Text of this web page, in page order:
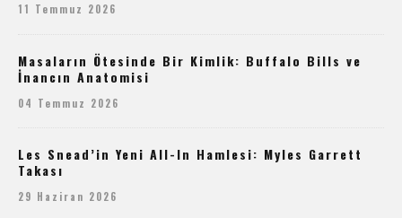
11 Temmuz 2026
Masaların Ötesinde Bir Kimlik: Buffalo Bills ve
İnancın Anatomisi
04 Temmuz 2026
Les Snead’in Yeni All-In Hamlesi: Myles Garrett
Takası
29 Haziran 2026